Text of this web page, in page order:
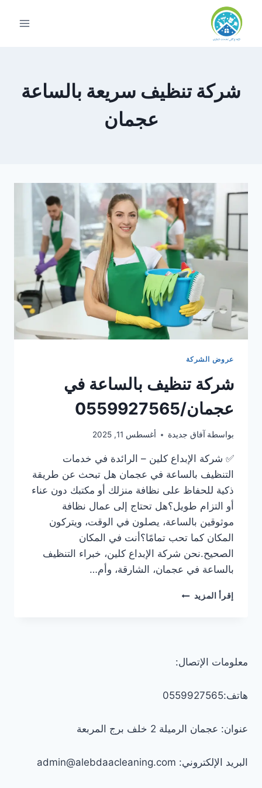
التجاوز
المحتوى
شركة تنظيف سريعة بالساعة
عجمان
عروض الشركة
شركة تنظيف بالساعة في
عجمان/0559927565
بواسطة آفاق جديدة أغسطس 11, 2025
✅ شركة الإبداع كلين – الرائدة في خدمات
التنظيف بالساعة في عجمان هل تبحث عن طريقة
ذكية للحفاظ على نظافة منزلك أو مكتبك دون عناء
أو التزام طويل؟هل تحتاج إلى عمال نظافة
موثوقين بالساعة، يصلون في الوقت، ويتركون
المكان كما تحب تمامًا؟أنت في المكان
الصحيح.نحن شركة الإبداع كلين، خبراء التنظيف
بالساعة في عجمان، الشارقة، وأم…
إقرأ المزيد شركة
معلومات الإتصال:
هاتف:0559927565
عنوان: عجمان الرميلة 2 خلف برج المربعة
البريد الإلكتروني: admin@alebdaacleaning.com